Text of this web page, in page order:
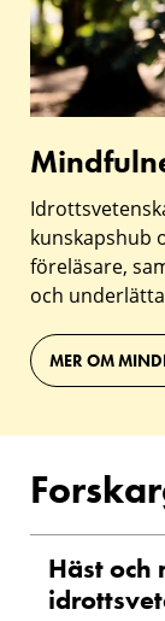
kunskapshub
föreläsare,
och
MER OM
Häst och